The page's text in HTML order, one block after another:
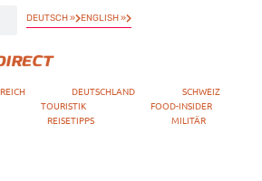
DEUTSCH » ENGLISH »
DEUTSCHLAND
SCHWEIZ
TOURISTIK
FOOD-INSIDER
REISETIPPS MILITÄR